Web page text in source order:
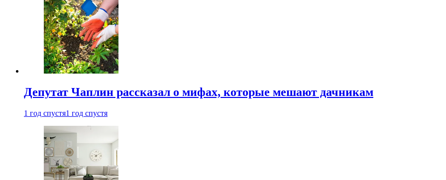
Депутат Чаплин рассказал о мифах, которые мешают дачникам
1 год спустя1 год спустя